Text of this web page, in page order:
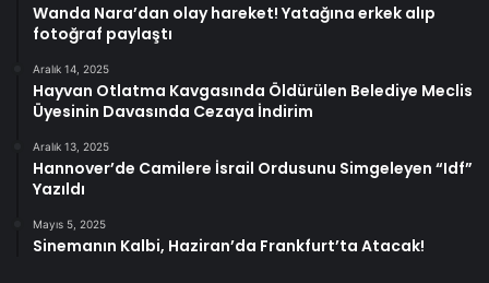
Wanda Nara’dan olay hareket! Yatağına erkek alıp
fotoğraf paylaştı
Aralık 14, 2025
Hayvan Otlatma Kavgasında Öldürülen Belediye Meclis
Üyesinin Davasında Cezaya İndirim
Aralık 13, 2025
Hannover’de Camilere İsrail Ordusunu Simgeleyen “Idf”
Yazıldı
Mayıs 5, 2025
Sinemanın Kalbi, Haziran’da Frankfurt’ta Atacak!